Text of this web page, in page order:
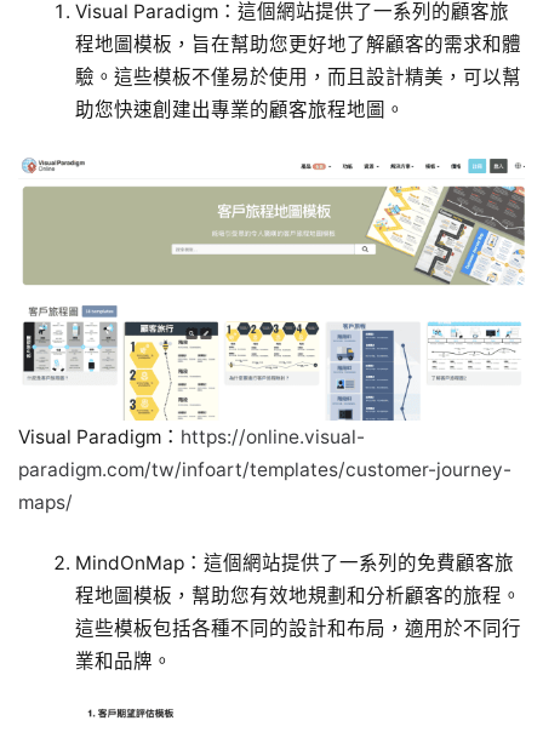
Visual Paradigm：這個網站提供了一系列的顧客旅
程地圖模板，旨在幫助您更好地了解顧客的需求和體
驗。這些模板不僅易於使用，而且設計精美，可以幫
助您快速創建出專業的顧客旅程地圖。
Visual Paradigm： https://online.visual-
paradigm.com/tw/infoart/templates/customer-journey-
maps/
MindOnMap：這個網站提供了一系列的免費顧客旅
程地圖模板，幫助您有效地規劃和分析顧客的旅程。
這些模板包括各種不同的設計和布局，適用於不同行
業和品牌。